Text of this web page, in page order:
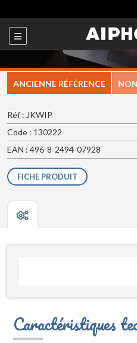
ANCIENNE RÉFÉRENCE
Réf : JKWIP
Code : 130222
EAN : 496-8-2494-07928
FICHE PRODUIT
Caractéristiques